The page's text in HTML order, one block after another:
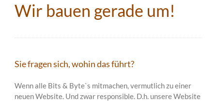
Wir bauen gerade um!
Sie fragen sich, wohin das führt?
Wenn alle Bits & Byte`s mitmachen, vermutlich zu einer
neuen Website. Und zwar responsible. D.h. unsere Website